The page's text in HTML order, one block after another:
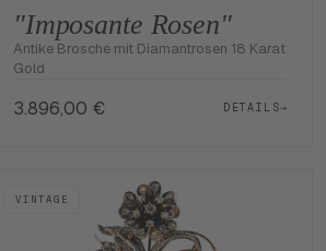
"Imposante Rosen"
Antike Brosche mit Diamantrosen 18 Karat
Gold
3.896,00 € DETAILS→
VINTAGE